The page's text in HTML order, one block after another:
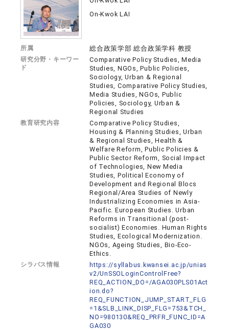
On-Kwok LAI
所属 総合政策学部 総合政策学科 教授
研究分野・キーワー
ド
Comparative Policy Studies, Media
Studies, NGOs, Public Policies,
Sociology, Urban & Regional
Studies, Comparative Policy Studies,
Media Studies, NGOs, Public
Policies, Sociology, Urban &
Regional Studies
教育研究内容
Comparative Policy Studies,
Housing & Planning Studies, Urban
& Regional Studies, Health &
Welfare Reform, Public Policies &
Public Sector Reform, Social Impact
of Technologies, New Media
Studies, Political Economy of
Development and Regional Blocs
Regional/Area Studies of Newly
Industrializing Economies in Asia-
Pacific. European Studies. Urban
Reforms in Transitional (post-
socialist) Economies. Human Rights
Studies, Ecological Modernization.
NGOs, Ageing Studies, Bio-Eco-
Ethics.
シラバス情報
https://syllabus.kwansei.ac.jp/unias
v2/UnSSOLoginControlFree?
REQ_ACTION_DO=/AGA030PLS01Act
ion.do?
REQ_FUNCTION_JUMP_START_FLG
=1&SLB_LINK_DISP_FLG=753&TCH_
NO=980130&REQ_PRFR_FUNC_ID=A
GA030